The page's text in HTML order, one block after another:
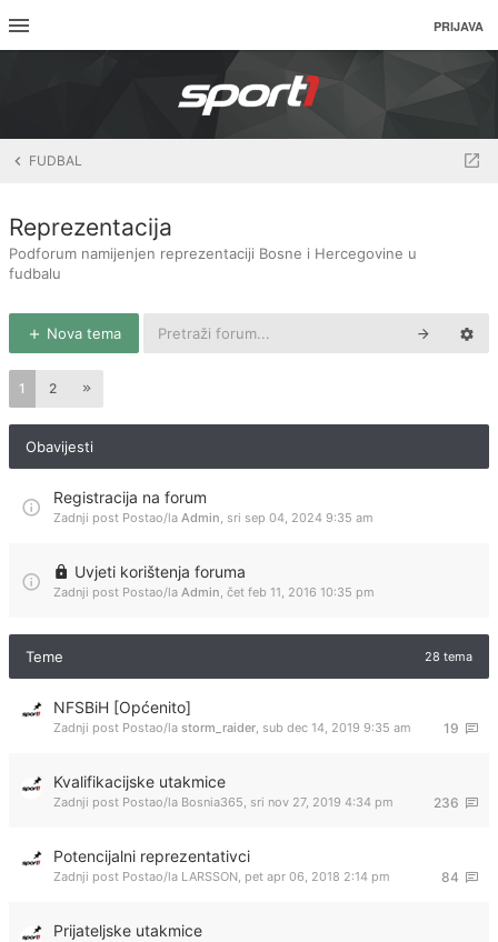
PRIJAVA
FUDBAL
Reprezentacija
Podforum namijenjen reprezentaciji Bosne i Hercegovine u
fudbalu
Nova tema
1 2
Obavijesti
Registracija na forum
Zadnji post Postao/la Admin, sri sep 04, 2024 9:35 am
Uvjeti korištenja foruma
Zadnji post Postao/la Admin, čet feb 11, 2016 10:35 pm
Teme 28 tema
NFSBiH [Općenito]
19
Zadnji post Postao/la storm_raider, sub dec 14, 2019 9:35 am
Kvalifikacijske utakmice
236
Zadnji post Postao/la Bosnia365, sri nov 27, 2019 4:34 pm
Potencijalni reprezentativci
84
Zadnji post Postao/la LARSSON, pet apr 06, 2018 2:14 pm
Prijateljske utakmice